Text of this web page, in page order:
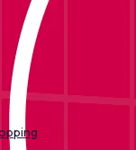
no momento.